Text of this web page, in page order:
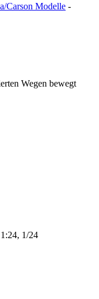
Carson Modelle -
Wegen bewegt
1:24, 1/24